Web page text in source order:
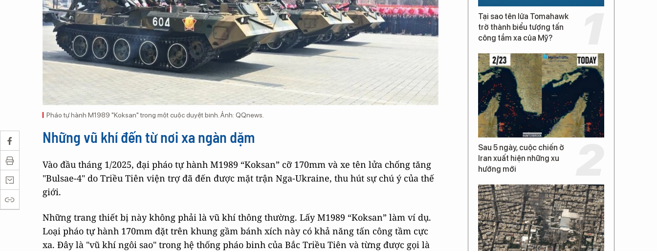
Pháo tự hành M1989 "Koksan" trong một cuộc duyệt binh. Ảnh: QQnews.
Những vũ khí đến từ nơi xa ngàn dặm
Vào đầu tháng 1/2025, đại pháo tự hành M1989 “Koksan” cỡ 170mm và xe tên lửa chống tăng
"Bulsae-4" do Triều Tiên viện trợ đã đến được mặt trận Nga-Ukraine, thu hút sự chú ý của thế
giới.
Những trang thiết bị này không phải là vũ khí thông thường. Lấy M1989 “Koksan” làm ví dụ.
Loại pháo tự hành 170mm đặt trên khung gầm bánh xích này có khả năng tấn công tầm cực
xa. Đây là "vũ khí ngôi sao" trong hệ thống pháo binh của Bắc Triều Tiên và từng được gọi là
Tại sao tên lửa Tomahawk
trở thành biểu tượng tấn
công tầm xa của Mỹ?
Sau 5 ngày, cuộc chiến ở
Iran xuất hiện những xu
hướng mới